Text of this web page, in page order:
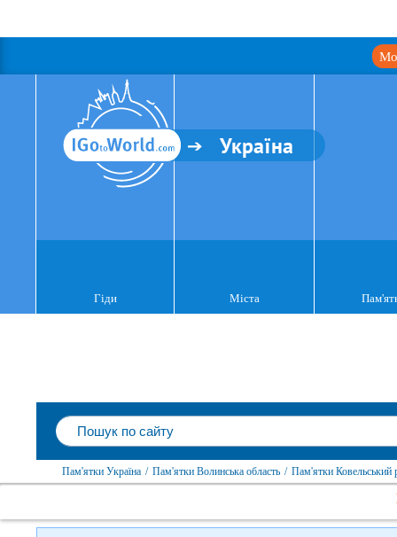
Україна
Гіди Міста
Пам'ятки Україна / Пам'ятки Волинська область / Пам'ятки Ковельський